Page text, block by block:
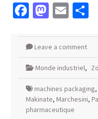
Facebook
Email
Leave a comment
Monde industriel,
machines packaging,
Makinate, Marchesini,
pharmaceutique